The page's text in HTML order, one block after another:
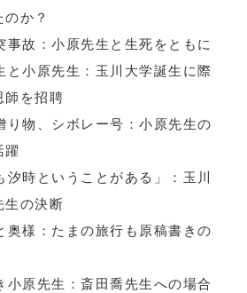
か？
故：小原先生と生死をともに
小原先生：玉川大学誕生に際
師を招聘
物、シボレー号：小原先生の
躍
時ということがある」：玉川
生の決断
様：たまの旅行も原稿書きの
原先生：斎田喬先生への場合